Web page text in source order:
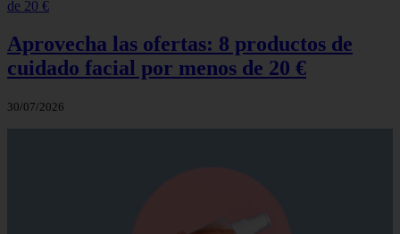
Aprovecha las ofertas: 8 productos de
cuidado facial por menos de 20 €
30/07/2026